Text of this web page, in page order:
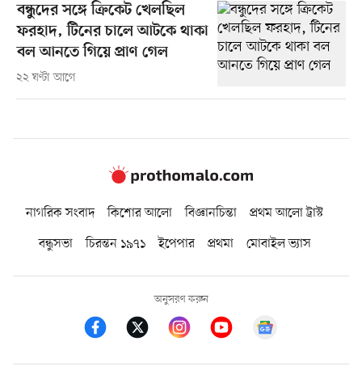
বন্ধুদের সঙ্গে ক্রিকেট খেলছিল
ফরহাদ, টিনের চালে আটকে থাকা
বল আনতে গিয়ে প্রাণ গেল
২২ ঘণ্টা আগে
নাগরিক সংবাদ কিশোর আলো বিজ্ঞানচিন্তা
প্রথম আলো ট্রাস্ট
বন্ধুসভা
চিরন্তন ১৯৭১ ইপেপার প্রথমা মোবাইল ভ্যাস
অনুসরণ করুন